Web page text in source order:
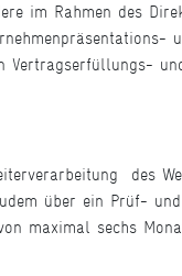
im Rahmen des
Vertragserfüllungs-
 des
über ein Prüf-
maximal sechs